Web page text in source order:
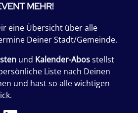
MEHR!
eine Übersicht über alle
Deiner Stadt/Gemeinde.
und Kalender-Abosstellst
Liste nach Deinen
und hast so alle wichtigen